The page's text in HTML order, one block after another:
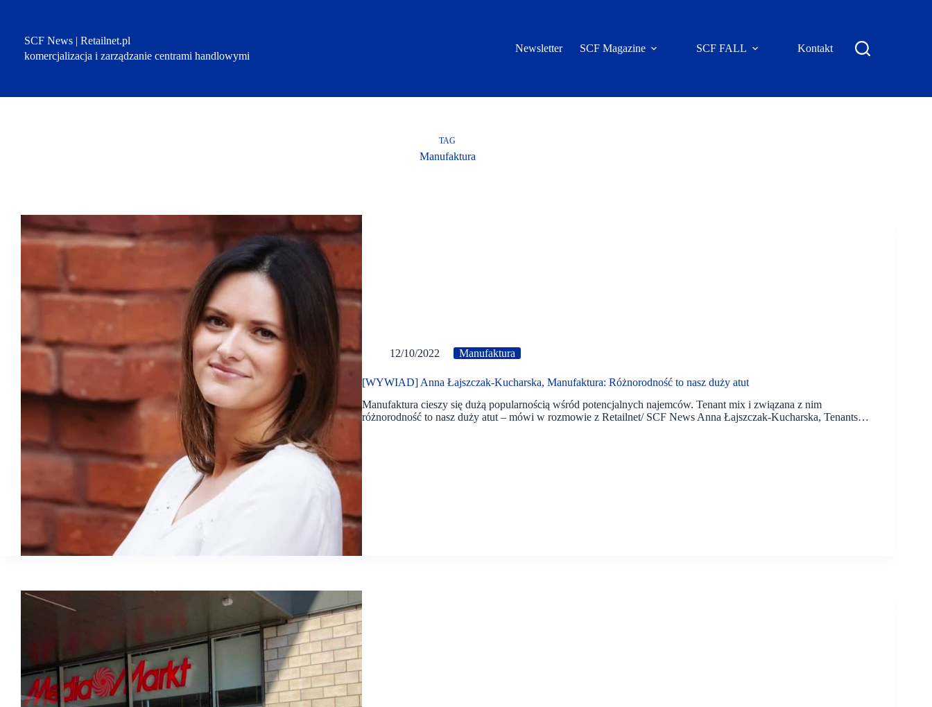
SCF News | Retailnet.pl
komercjalizacja i zarządzanie centrami handlowymi
Newsletter SCF Magazine SCF FALL Kontakt
TAG
Manufaktura
12/10/2022 Manufaktura
[WYWIAD] Anna Łajszczak-Kucharska, Manufaktura: Różnorodność to nasz duży atut
Manufaktura cieszy się dużą popularnością wśród potencjalnych najemców. Tenant mix i związana z nim
różnorodność to nasz duży atut – mówi w rozmowie z Retailnet/ SCF News Anna Łajszczak-Kucharska, Tenants…